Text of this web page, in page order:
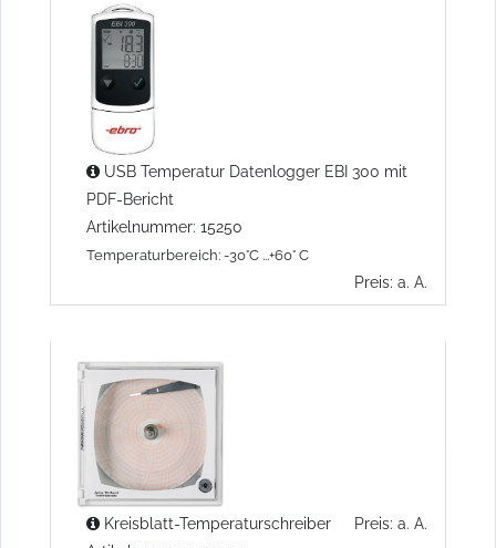
USB Temperatur Datenlogger EBI 300 mit
PDF-Bericht
Artikelnummer: 15250
Temperaturbereich: -30°C ...+60° C
Preis: a. A.
Kreisblatt-Temperaturschreiber
Preis: a. A.